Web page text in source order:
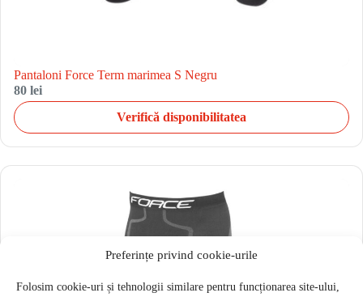
Preferințe privind cookie-urile
Folosim cookie-uri și tehnologii similare pentru funcționarea site-ului,
Pantaloni Force Term marimea S Negru
80 lei
Verifică disponibilitatea